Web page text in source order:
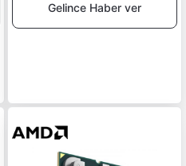
Gelince Haber ver